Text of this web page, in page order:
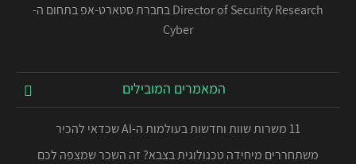
Director of Security Research בחברת סטארט-אפ בתחום ה-
Cyber
המאמרים המובילים
11 משרות שוות וחדשות בעולמות ה-AI שכדאי להכיר
משתחררים מיחידה טכנולוגית בצבא? זה השכר שמצפה לכם